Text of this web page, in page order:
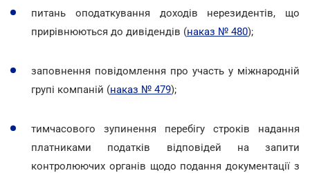
питань оподаткування доходів нерезидентів, що
прирівнюються до дивідендів (наказ № 480);
заповнення повідомлення про участь у міжнародній
групі компаній (наказ № 479);
тимчасового зупинення перебігу строків надання
платниками податків відповідей на запити
контролюючих органів щодо подання документації з